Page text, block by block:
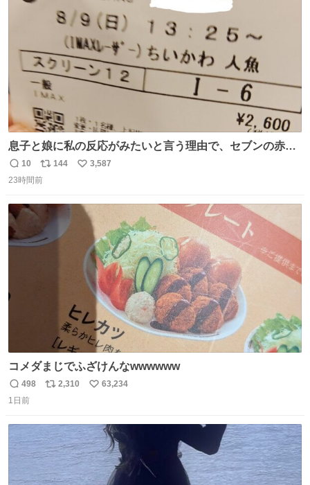
息子と娘に私の反応がみたいと言う理由で、セブンの赤魚
の煮付けを食べさせられ、ちいかわの映画に連れてこられ
ました 一体どういうことなんやで…
返
信
10
リ
ポ
数
144
い
数
3,587
23時間前
コメダまじでふざけんなwwwwww
返
信
498
リ
ト
数
2,310
い
数
63,234
1日前